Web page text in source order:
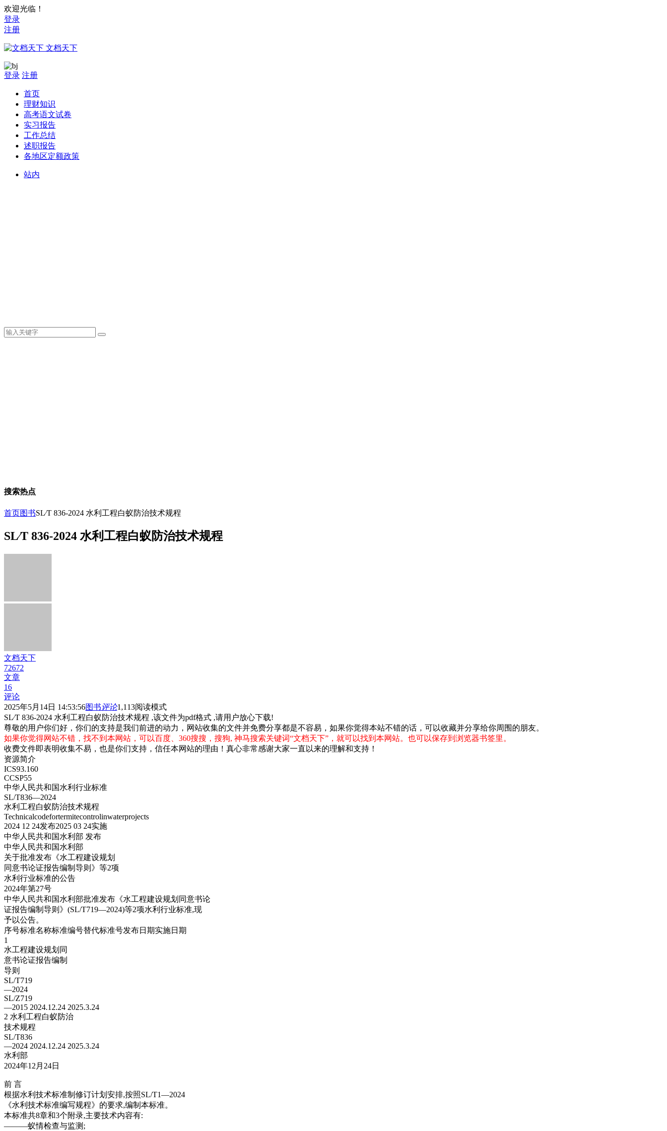
欢迎光临！
登录
注册
文档天下
登录 注册
首页
理财知识
高考语文试卷
实习报告
工作总结
述职报告
各地区定额政策
站内
搜索热点
首页图书SL∕T 836-2024 水利工程白蚁防治技术规程
SL∕T 836-2024 水利工程白蚁防治技术规程
文档天下
72672
文章
16
评论
2025年5月14日 14:53:56图书评论1,113阅读模式
SL∕T 836-2024 水利工程白蚁防治技术规程 ,该文件为pdf格式 ,请用户放心下载!
尊敬的用户你们好，你们的支持是我们前进的动力，网站收集的文件并免费分享都是不容易，如果你觉得本站不错的话，可以收藏并分享给你周围的朋友。
如果你觉得网站不错，找不到本网站，可以百度、360搜搜，搜狗, 神马搜索关键词“文档天下”，就可以找到本网站。也可以保存到浏览器书签里。
收费文件即表明收集不易，也是你们支持，信任本网站的理由！真心非常感谢大家一直以来的理解和支持！
资源简介
ICS93.160
CCSP55
中华人民共和国水利行业标准
SL/T836—2024
水利工程白蚁防治技术规程
Technicalcodefortermitecontrolinwaterprojects
2024 12 24发布2025 03 24实施
中华人民共和国水利部 发布
中华人民共和国水利部
关于批准发布《水工程建设规划
同意书论证报告编制导则》等2项
水利行业标准的公告
2024年第27号
中华人民共和国水利部批准发布《水工程建设规划同意书论
证报告编制导则》(SL/T719—2024)等2项水利行业标准,现
予以公告。
序号标准名称标准编号替代标准号发布日期实施日期
1
水工程建设规划同
意书论证报告编制
导则
SL/T719
—2024
SL/Z719
—2015 2024.12.24 2025.3.24
2 水利工程白蚁防治
技术规程
SL/T836
—2024 2024.12.24 2025.3.24
水利部
2024年12月24日
前 言
根据水利技术标准制修订计划安排,按照SL/T1—2024
《水利技术标准编写规程》的要求,编制本标准。
本标准共8章和3个附录,主要技术内容有:
———蚁情检查与监测;